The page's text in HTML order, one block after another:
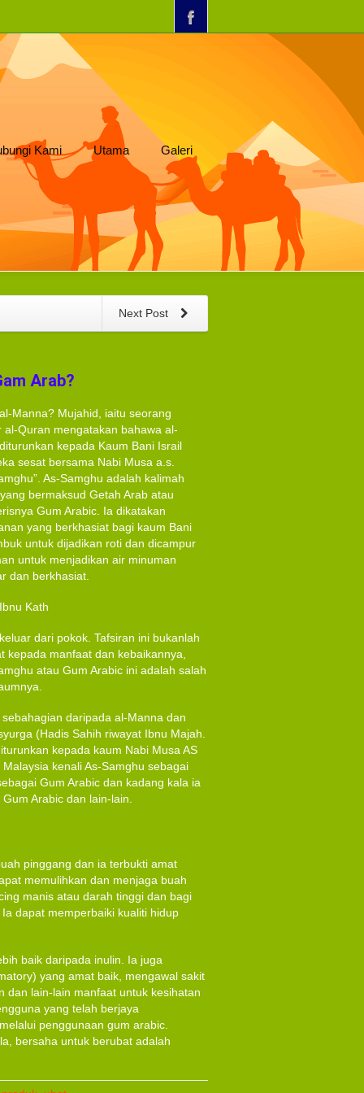
Kami Utama Galeri
Next Post
Arab?
Manna? Mujahid, iaitu seorang
al-Quran mengatakan bahawa al-
kepada Kaum Bani Israil
sesat bersama Nabi Musa a.s.
As-Samghu adalah kalimah
bermaksud Getah Arab atau
Gum Arabic. Ia dikatakan
yang berkhasiat bagi kaum Bani
untuk dijadikan roti dan dicampur
untuk menjadikan air minuman
dan berkhasiat.
Kath
dari pokok. Tafsiran ini bukanlah
manfaat dan kebaikannya,
atau Gum Arabic ini adalah salah
sebahagian daripada al-Manna dan
(Hadis Sahih riwayat Ibnu Majah.
kepada kaum Nabi Musa AS
kenali As-Samghu sebagai
Gum Arabic dan kadang kala ia
Arabic dan lain-lain.
pinggang dan ia terbukti amat
memulihkan dan menjaga buah
manis atau darah tinggi dan bagi
dapat memperbaiki kualiti hidup
baik daripada inulin. Ia juga
yang amat baik, mengawal sakit
dan lain-lain manfaat untuk kesihatan
yang telah berjaya
penggunaan gum arabic.
bersaha untuk berubat adalah